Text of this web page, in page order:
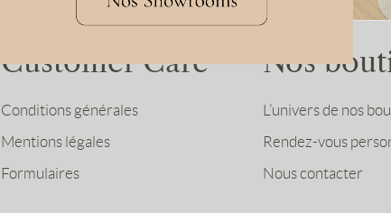
Customer Care
Conditions générales
Mentions légales
Formulaires
Nos
L’univers de nos
Rendez-vous
Nous contacter